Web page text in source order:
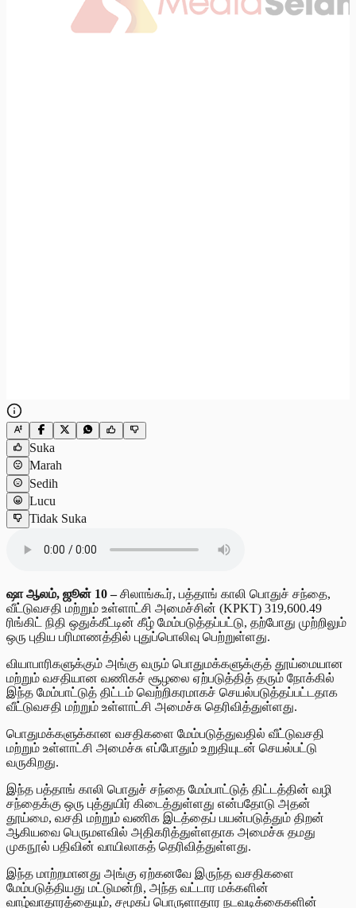
Suka
Marah
Sedih
Lucu
Tidak Suka
ஷா ஆலம், ஜூன் 10 –சிலாங்கூர், பத்தாங் காலி பொதுச் சந்தை,
வீட்டுவசதி மற்றும் உள்ளாட்சி அமைச்சின் (KPKT) 319,600.49
ரிங்கிட் நிதி ஒதுக்கீட்டின் கீழ் மேம்படுத்தப்பட்டு, தற்போது முற்றிலும்
ஒரு புதிய பரிமாணத்தில் புதுப்பொலிவு பெற்றுள்ளது.
வியாபாரிகளுக்கும் அங்கு வரும் பொதுமக்களுக்குத் தூய்மையான
மற்றும் வசதியான வணிகச் சூழலை ஏற்படுத்தித் தரும் நோக்கில்
இந்த மேம்பாட்டுத் திட்டம் வெற்றிகரமாகச் செயல்படுத்தப்பட்டதாக
வீட்டுவசதி மற்றும் உள்ளாட்சி அமைச்சு தெரிவித்துள்ளது.
பொதுமக்களுக்கான வசதிகளை மேம்படுத்துவதில் வீட்டுவசதி
மற்றும் உள்ளாட்சி அமைச்சு எப்போதும் உறுதியுடன் செயல்பட்டு
வருகிறது.
இந்த பத்தாங் காலி பொதுச் சந்தை மேம்பாட்டுத் திட்டத்தின் வழி
சந்தைக்கு ஒரு புத்துயிர் கிடைத்துள்ளது என்பதோடு அதன்
தூய்மை, வசதி மற்றும் வணிக இடத்தைப் பயன்படுத்தும் திறன்
ஆகியவை பெருமளவில் அதிகரித்துள்ளதாக அமைச்சு தமது
முகநூல் பதிவின் வாயிலாகத் தெரிவித்துள்ளது.
இந்த மாற்றமானது அங்கு ஏற்கனவே இருந்த வசதிகளை
மேம்படுத்தியது மட்டுமன்றி, அந்த வட்டார மக்களின்
வாழ்வாதாரத்தையும், சமூகப் பொருளாதார நடவடிக்கைகளின்